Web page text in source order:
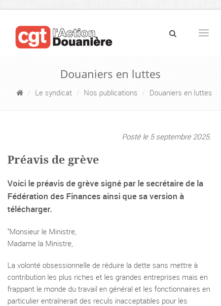
Douaniers en luttes
Le syndicat Nos publications Douaniers en luttes
Posté le 5 septembre 2025.
Préavis de grève
Voici le préavis de grève signé par le secrétaire de la
Fédération des Finances ainsi que sa version à
télécharger.
"Monsieur le Ministre,
Madame la Ministre,
La volonté obsessionnelle de réduire la dette sans mettre à
contribution les plus riches et les grandes entreprises mais en
frappant le monde du travail en général et les fonctionnaires en
particulier entraînerait des reculs inacceptables pour les